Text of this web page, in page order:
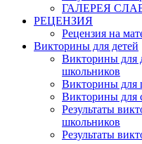
ГАЛЕРЕЯ
РЕЦЕНЗИЯ
Рецензия на
Викторины для детей
Викторины для
школьников
Викторины для
Викторины для
Результаты
школьников
Результаты